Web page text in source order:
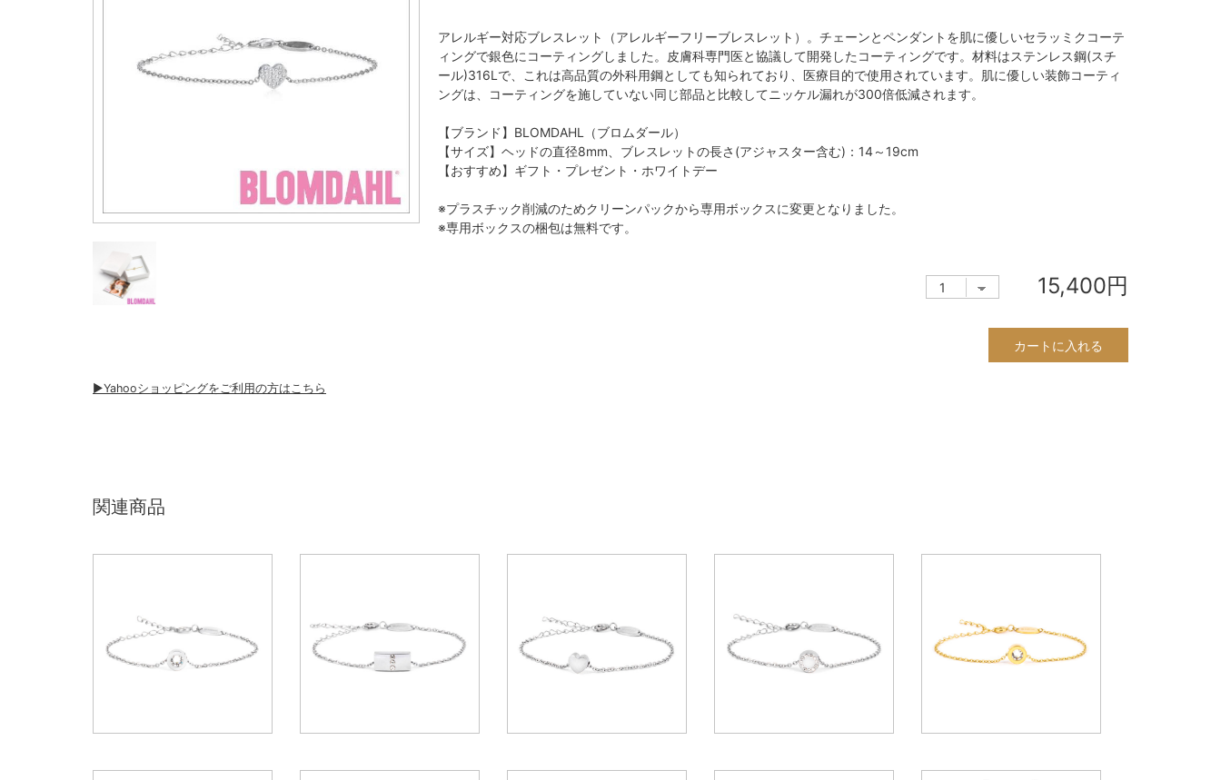
アレルギー対応ブレスレット（アレルギーフリーブレスレット）。チェーンとペンダントを肌に優しいセラッミクコーテ
ィングで銀色にコーティングしました。皮膚科専門医と協議して開発したコーティングです。材料はステンレス鋼(スチ
ール)316Lで、これは高品質の外科用鋼としても知られており、医療目的で使用されています。肌に優しい装飾コーティ
ングは、コーティングを施していない同じ部品と比較してニッケル漏れが300倍低減されます。
【ブランド】BLOMDAHL（ブロムダール）
【サイズ】ヘッドの直径8mm、ブレスレットの長さ(アジャスター含む)：14～19cm
【おすすめ】ギフト・プレゼント・ホワイトデー
※プラスチック削減のためクリーンパックから専用ボックスに変更となりました。
※専用ボックスの梱包は無料です。
15,400円
カートに入れる
▶︎Yahooショッピングをご利用の方はこちら
関連商品